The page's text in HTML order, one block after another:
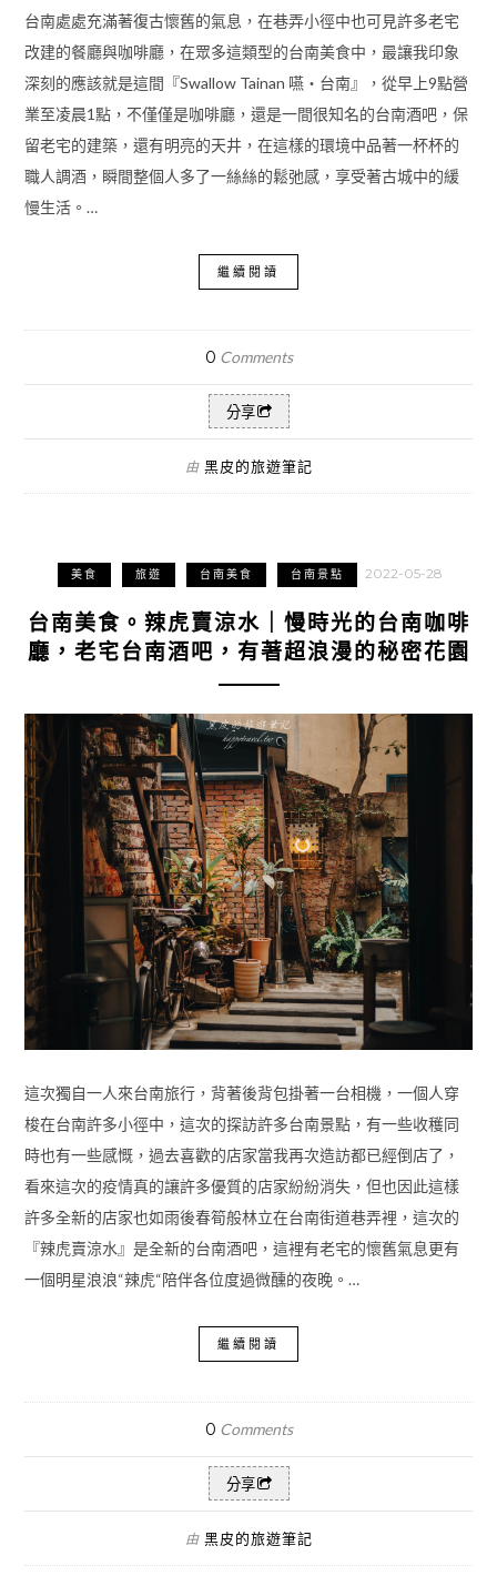
台南處處充滿著復古懷舊的氣息，在巷弄小徑中也可見許多老宅
改建的餐廳與咖啡廳，在眾多這類型的台南美食中，最讓我印象
深刻的應該就是這間『Swallow Tainan 嚥・台南』，從早上9點營
業至凌晨1點，不僅僅是咖啡廳，還是一間很知名的台南酒吧，保
留老宅的建築，還有明亮的天井，在這樣的環境中品著一杯杯的
職人調酒，瞬間整個人多了一絲絲的鬆弛感，享受著古城中的緩
慢生活。…
繼續閱讀
0 Comments
分享
由 黑皮的旅遊筆記
美食 旅遊 台南美食 台南景點 2022-05-28
台南美食。辣虎賣涼水｜慢時光的台南咖啡
廳，老宅台南酒吧，有著超浪漫的秘密花園
這次獨自一人來台南旅行，背著後背包掛著一台相機，一個人穿
梭在台南許多小徑中，這次的探訪許多台南景點，有一些收穫同
時也有一些感慨，過去喜歡的店家當我再次造訪都已經倒店了，
看來這次的疫情真的讓許多優質的店家紛紛消失，但也因此這樣
許多全新的店家也如雨後春筍般林立在台南街道巷弄裡，這次的
『辣虎賣涼水』是全新的台南酒吧，這裡有老宅的懷舊氣息更有
一個明星浪浪“辣虎“陪伴各位度過微醺的夜晚。…
繼續閱讀
0 Comments
分享
由 黑皮的旅遊筆記